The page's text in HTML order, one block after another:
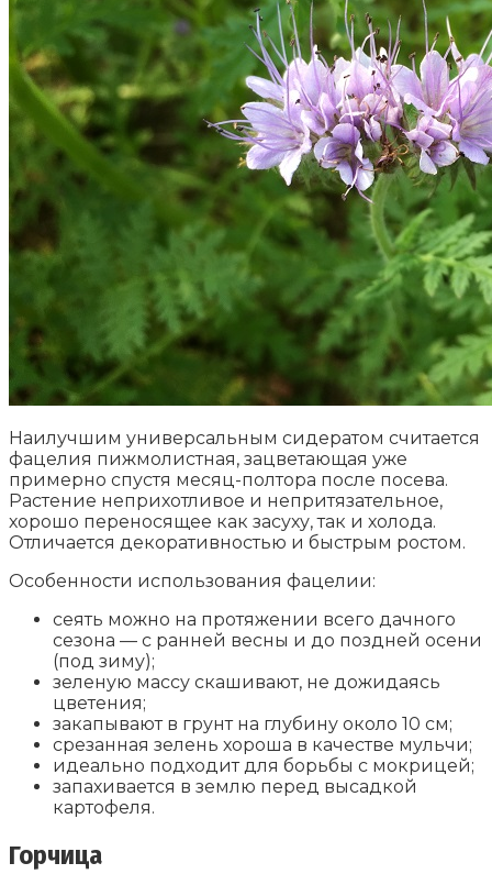
Наилучшим универсальным сидератом считается
фацелия пижмолистная, зацветающая уже
примерно спустя месяц-полтора после посева.
Растение неприхотливое и непритязательное,
хорошо переносящее как засуху, так и холода.
Отличается декоративностью и быстрым ростом.
Особенности использования фацелии:
сеять можно на протяжении всего дачного
сезона — с ранней весны и до поздней осени
(под зиму);
зеленую массу скашивают, не дожидаясь
цветения;
закапывают в грунт на глубину около 10 см;
срезанная зелень хороша в качестве мульчи;
идеально подходит для борьбы с мокрицей;
запахивается в землю перед высадкой
картофеля.
Горчица